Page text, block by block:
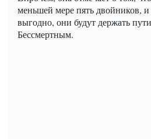
меньшей мере пять двойников, и
выгодно, они будут держать
Бессмертным.